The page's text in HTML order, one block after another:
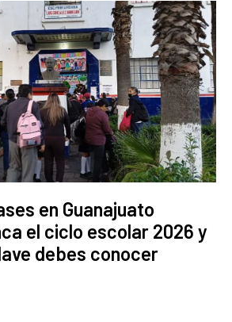
en Guanajuato
el ciclo escolar 2026 y
debes conocer